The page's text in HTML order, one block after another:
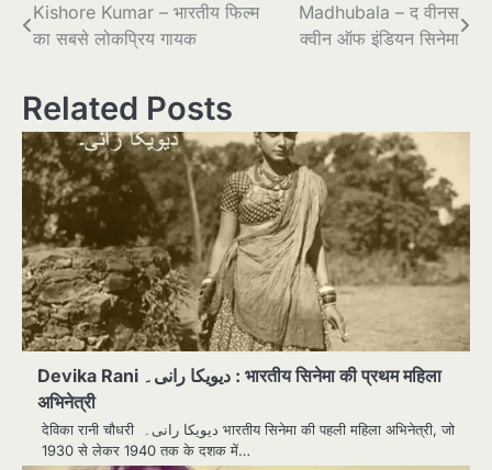
Post
navigation
Kishore Kumar – भारतीय फिल्म
का सबसे लोकप्रिय गायक
Madhubala – द वीनस
क्वीन ऑफ इंडियन सिनेमा
Related Posts
Devika Rani دیویکا رانی۔ : भारतीय सिनेमा की प्रथम महिला
अभिनेत्री
देविका रानी चौधरी دیویکا رانی۔ भारतीय सिनेमा की पहली महिला अभिनेत्री, जो
1930 से लेकर 1940 तक के दशक में…